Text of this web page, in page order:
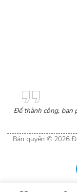
Để thành công, bạn
Bản quyền © 2026